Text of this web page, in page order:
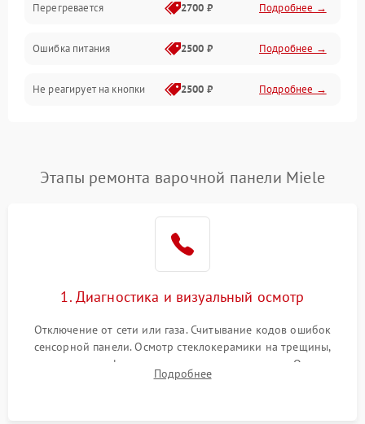
Перегревается 2700 ₽ Подробнее →
Ошибка питания 2500 ₽ Подробнее →
Не реагирует на кнопки 2500 ₽ Подробнее →
Этапы ремонта варочной панели Miele
1. Диагностика и визуальный осмотр
Отключение от сети или газа. Считывание кодов ошибок
сенсорной панели. Осмотр стеклокерамики на трещины,
проверка конфорок на равномерность нагрева. Опрос
клиента о симптомах (не включается, не видит посуду,
Подробнее